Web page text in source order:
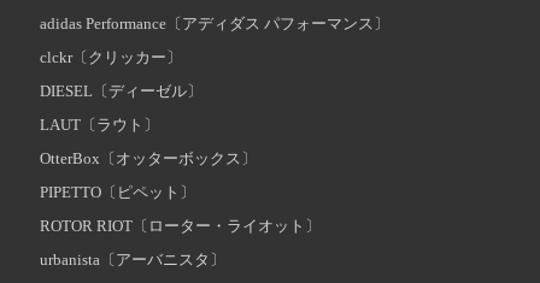
adidas Performance〔アディダス パフォーマンス〕
clckr〔クリッカー〕
DIESEL〔ディーゼル〕
LAUT〔ラウト〕
OtterBox〔オッターボックス〕
PIPETTO〔ピペット〕
ROTOR RIOT〔ローター・ライオット〕
urbanista〔アーバニスタ〕